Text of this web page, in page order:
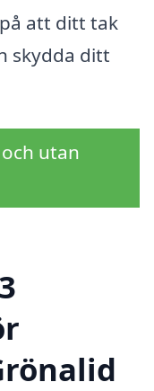
att ditt tak
skydda ditt
utan